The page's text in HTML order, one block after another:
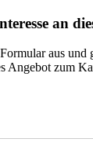
an
aus und
Angebot zum